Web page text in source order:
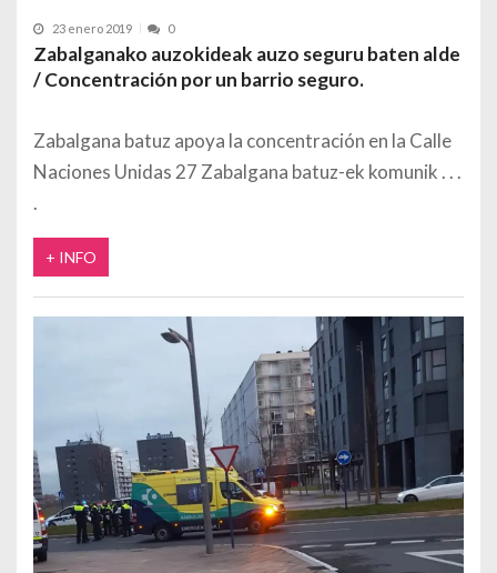
23 enero 2019 0
Zabalganako auzokideak auzo seguru baten alde
/ Concentración por un barrio seguro.
Zabalgana batuz apoya la concentración en la Calle
Naciones Unidas 27 Zabalgana batuz-ek komunik
+ INFO